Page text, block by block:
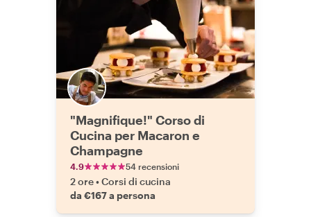
"Magnifique!" Corso di
Cucina per Macaron e
Champagne
4.9 54 recensioni
2 ore•Corsi di cucina
da €167 a persona